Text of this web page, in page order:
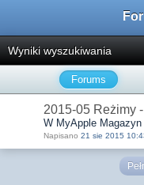
Wyniki wyszukiwania
Forums
2015-05 Reżimy
W MyApple Magazyn
Napisano 21 sie 2015